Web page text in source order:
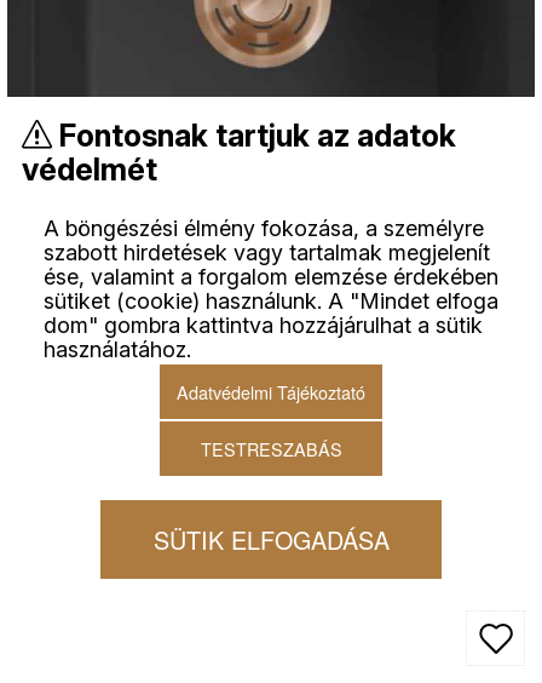
HKT ZEN 102 Keratek alá- és
ráépíthető mosogató, színes lefolyó-
és túlfolyó szerelvényekkel, 50 cm-es
korpuszokhoz,fekete-bronz
Fontosnak tartjuk az adatok
védelmét
A böngészési élmény fokozása, a személyre
szabott hirdetések vagy tartalmak megjelenít
ése, valamint a forgalom elemzése érdekében
sütiket (cookie) használunk. A "Mindet elfoga
dom" gombra kattintva hozzájárulhat a sütik
használatához.
Adatvédelmi Tájékoztató
TESTRESZABÁS
SÜTIK ELFOGADÁSA